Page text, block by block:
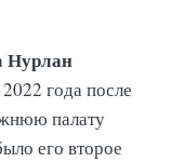
Нурлан
года после
палату
его второе